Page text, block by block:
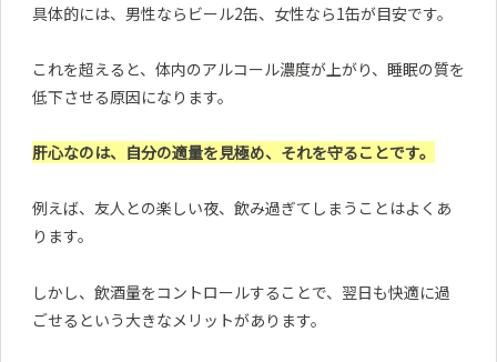
具体的には、男性ならビール2缶、女性なら1缶が目安です。
これを超えると、体内のアルコール濃度が上がり、睡眠の質を
低下させる原因になります。
肝心なのは、自分の適量を見極め、それを守ることです。
例えば、友人との楽しい夜、飲み過ぎてしまうことはよくあ
ります。
しかし、飲酒量をコントロールすることで、翌日も快適に過
ごせるという大きなメリットがあります。